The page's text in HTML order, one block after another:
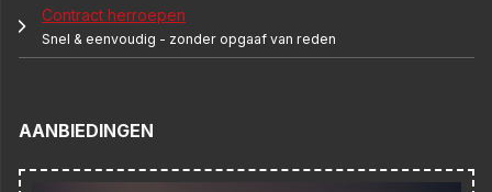
Contract herroepen
Snel & eenvoudig - zonder opgaaf van reden
AANBIEDINGEN